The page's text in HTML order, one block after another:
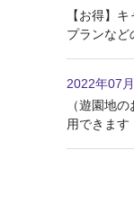
【お得】
プランなど
2022年07
（遊園地
用できます